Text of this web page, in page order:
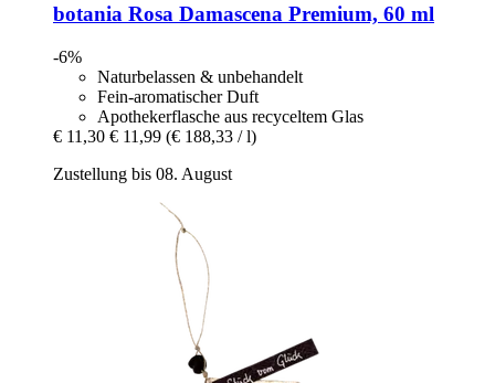
botania Rosa Damascena Premium, 60 ml
-6%
Naturbelassen & unbehandelt
Fein-aromatischer Duft
Apothekerflasche aus recyceltem Glas
€ 11,30 € 11,99 (€ 188,33 / l)
Zustellung bis 08. August